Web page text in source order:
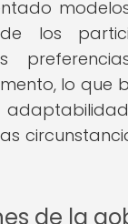
los
lo que
de la